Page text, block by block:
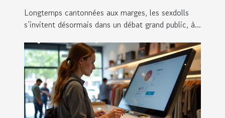
l’équilibre du couple moderne
Longtemps cantonnées aux marges, les sexdolls
s’invitent désormais dans un débat grand public, à...